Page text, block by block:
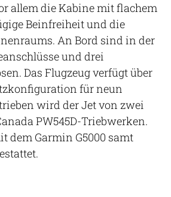
allem die Kabine mit flachem
Beinfreiheit und die
An Bord sind in der
und drei
Das Flugzeug verfügt über
für neun
wird der Jet von zwei
PW545D-Triebwerken.
dem Garmin G5000 samt